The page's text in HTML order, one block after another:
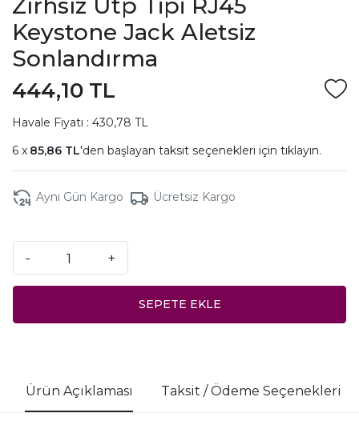
Keystone Jack Aletsiz
Sonlandırma
444,10 TL
Havale Fiyatı : 430,78 TL
85,86 TL'den başlayan taksit seçenekleri için tıklayın.
Aynı Gün Kargo Ücretsiz Kargo
- +
SEPETE EKLE
Ürün Açıklaması Taksit / Ödeme Seçenekleri